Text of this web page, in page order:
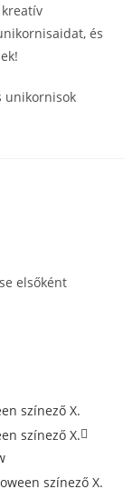
és
unikornisok
elsőként